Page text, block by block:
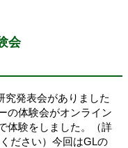
会
究発表会がありました
の体験会がオンライン
体験をしました。（詳
ださい）今回はGLの